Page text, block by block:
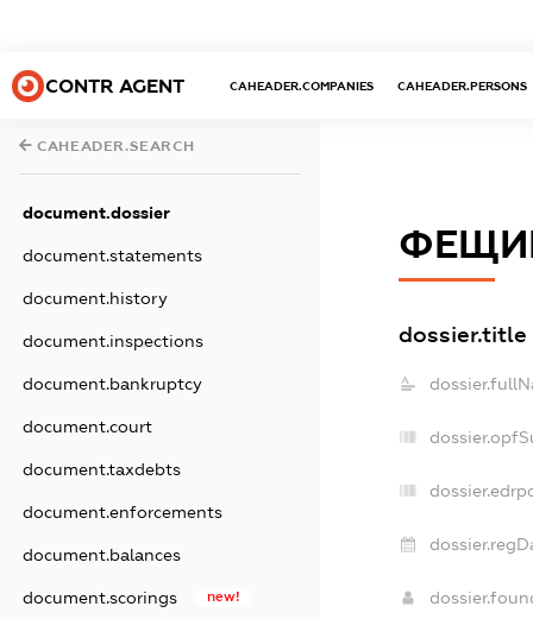
CONTR AGENT CAHEADER.COMPANIES CAHEADER.PERSONS
CAHEADER.SEARCH
document.dossier
document.statements
document.history
document.inspections
document.bankruptcy
document.court
document.taxdebts
document.enforcements
document.balances
document.scorings new!
dossier.title